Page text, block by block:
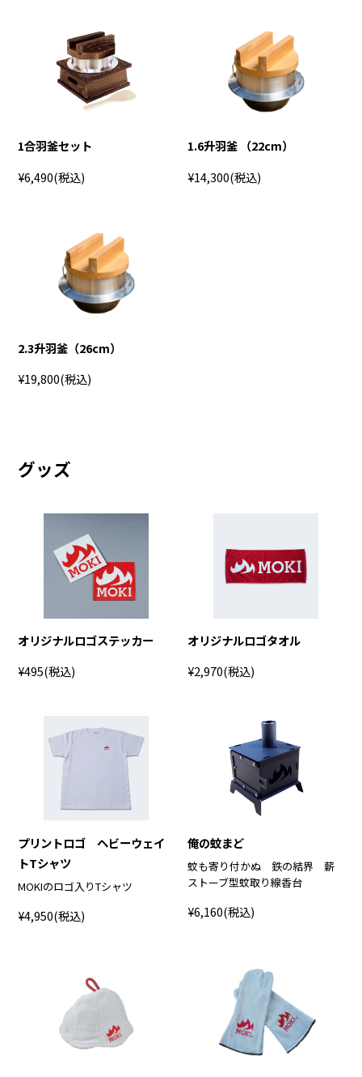
1合羽釜セット
¥6,490(税込)
1.6升羽釜 （22cm）
¥14,300(税込)
2.3升羽釜（26cm）
¥19,800(税込)
グッズ
オリジナルロゴステッカー
¥495(税込)
オリジナルロゴタオル
¥2,970(税込)
プリントロゴ ヘビーウェイ
トTシャツ
MOKIのロゴ入りTシャツ
¥4,950(税込)
俺の蚊まど
蚊も寄り付かぬ 鉄の結界 薪
ストーブ型蚊取り線香台
¥6,160(税込)